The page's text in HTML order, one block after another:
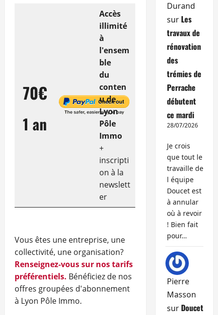
70€
1 an
Accès
illimité
à
l'ensem
ble
du
conten
u de
Lyon
Pôle
Immo
+
inscripti
on à la
newslett
er
Vous êtes une entreprise, une
collectivité, une organisation?
Renseignez-vous sur nos tarifs
préférentiels. Bénéficiez de nos
offres groupées d'abonnement
à Lyon Pôle Immo.
Durand
sur Les
travaux de
rénovation
des
trémies de
Perrache
débutent
ce mardi
28/07/2026
Je crois
que tout le
travaille de
l équipe
Doucet est
à annular
où à revoir
! Bien fait
pour…
Pierre
Masson
sur Doucet